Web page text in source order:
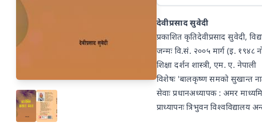
देवीप्रसाद सुवेदी
प्रकाशित कृतिदेवीप्रसाद सुवेदी,
जन्मः वि.सं. २००५ मार्ग (इ. १९४८
शिक्षा दर्शन शास्त्री, एम. ए. नेपाली
विशेषः 'बालकृष्ण समको सुखान्त
सेवाः प्रधानअध्यापक : अमर
प्राध्यापनः त्रिभुवन